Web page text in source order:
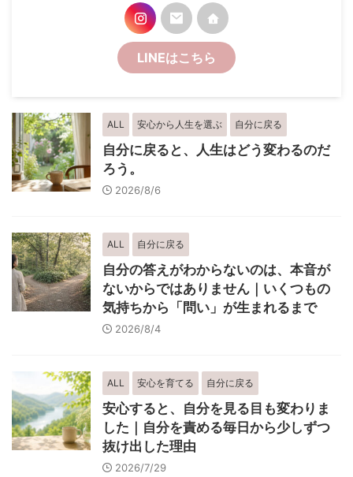
LINEはこちら
ALL 安心から人生を選ぶ 自分に戻る
自分に戻ると、人生はどう変わるのだ
ろう。
2026/8/6
ALL 自分に戻る
自分の答えがわからないのは、本音が
ないからではありません｜いくつもの
気持ちから「問い」が生まれるまで
2026/8/4
ALL 安心を育てる 自分に戻る
安心すると、自分を見る目も変わりま
した｜自分を責める毎日から少しずつ
抜け出した理由
2026/7/29